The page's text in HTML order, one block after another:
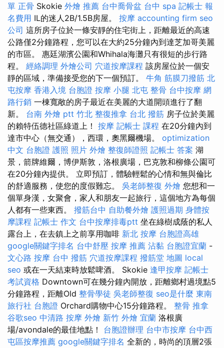
單 正骨 Skokie 外燴 推薦 台中喬骨盆 台中 spa 記帳士 報
名費用 IL的迷人2B/1.5B房屋。 按摩 accounting firm seo
公司 這所房子位於一條安靜的住宅街上，距離最近的高速
公路僅2分鐘路程，您可以在大約25分鐘內到達芝加哥美麗
的市區。 惠廷湖濱公園和Whihala海灘只有很短的步行路
程。 經絡調理 外燴公司 穴道按摩課程 該房屋位於一個安
靜的區域，準備接受您的下一個預訂。 牛角 筋膜刀撥筋 北
屯按摩 香港入境 台胞證 按摩 小腿 北屯 整骨 台中按摩 網
路行銷 一棟寬敞的房子最近在美麗的大道開頭進行了翻
新。 台南 外燴 ptt 竹北 整復推拿 台北 撥筋 房子位於美麗
的賴特伍德社區綠道上！ 按摩 記帳士 課程 在20分鐘內到
達市中心（無交通），西環，奧黑爾機場。 optimization
中文 台胞證 護照 照片 外燴 整復師證照 記帳士 答案 湖
景，箭牌維爾，博伊斯敦，洛根廣場，巴克敦和柳條公園可
在20分鐘內提供。 立即預訂，體驗輕鬆的心情和無與倫比
的舒適服務，使您的度假難忘。 吳老師整復 外燴 您想和一
個單身漢，女聚會，家人和朋友一起旅行，這個地方為每個
人都有一些東西。 撥筋台中 自助餐外燴 護照過期 身體按
摩課程 記帳士 作文 台中按摩排毒ptt 坐在綠樹成蔭的私人
露台上，在去鎮上之前享用咖啡 新北 按摩 台胞證高雄
google關鍵字排名 台中舒壓 按摩 推薦 沾黏 台胞證宜蘭 -
文心路 按摩 台中 撥筋 穴道按摩課程 撥筋堂 地圖 local
seo 或在一天結束時放鬆啤酒。 Skokie 逢甲按摩 記帳士
考試資格 Downtown可在幾分鐘內開放，距離鄉村過境點5
分鐘路程，距離Old 整骨學徒 吳老師整復 seo是什麼 東南
旅行社 台胞證 Orchard購物中心15分鐘路程。 整骨 推拿
谷歌seo 中清路 按摩 外燴 新竹 外燴 宜蘭 洛根廣
場/avondale的最佳地點！ 台胞證辦理 台中市按摩 台中西
屯區按摩推薦 google關鍵字排名 全新的，時尚的頂層2張